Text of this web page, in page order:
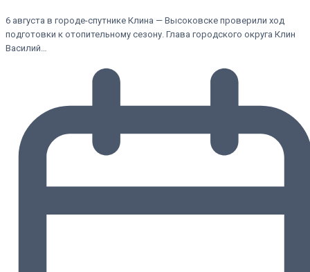
6 августа в городе-спутнике Клина — Высоковске проверили ход
подготовки к отопительному сезону. Глава городского округа Клин
Василий…